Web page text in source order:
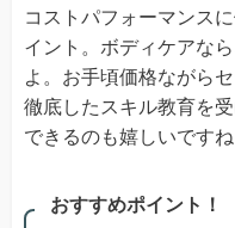
コストパフォーマンス
イント。ボディケアな
よ。お手頃価格ながら
徹底したスキル教育を
できるのも嬉しいですね
おすすめポイント！